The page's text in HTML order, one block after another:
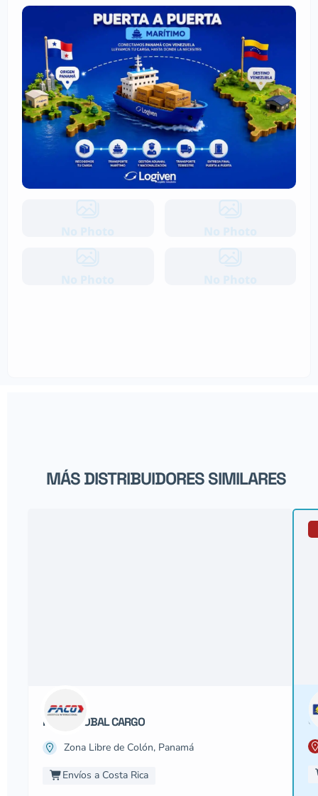
MÁS DISTRIBUIDORES SIMILARES
PACO GLOBAL CARGO
Zona Libre de Colón, Panamá
Envíos a Costa Rica